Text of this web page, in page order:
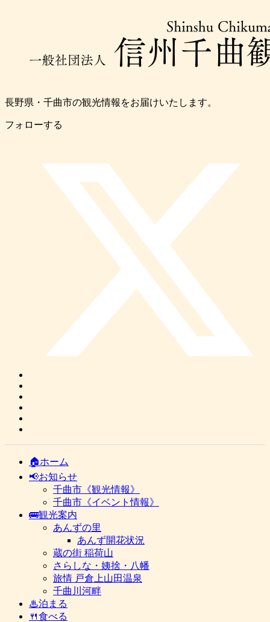
長野県・千曲市の観光情報をお届けいたします。
フォローする
🏠ホーム
📢お知らせ
千曲市《観光情報》
千曲市《イベント情報》
🚌観光案内
あんずの里
あんず開花状況
蔵の街 稲荷山
さらしな・姨捨・八幡
旅情 戸倉上山田温泉
千曲川河畔
♨泊まる
🍴食べる